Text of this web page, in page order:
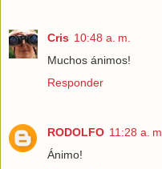
Cris 10:48 a. m.
Muchos ánimos!
Responder
RODOLFO 11:28 a. m.
Ánimo!